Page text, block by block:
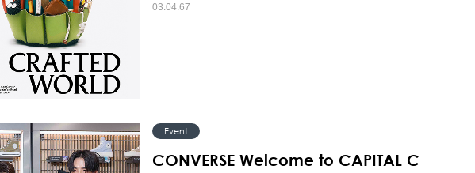
03.04.67
Event
CONVERSE Welcome to CAPITAL C